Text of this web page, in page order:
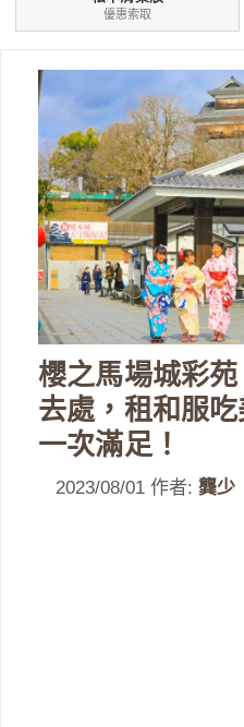
優惠索取
櫻之馬場城彩
去處，租和服
一次滿足！
2023/08/01 作者: 龔少